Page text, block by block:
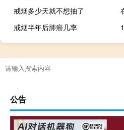
戒烟多少天就不想抽了
戒烟半年后肺癌几率
公告